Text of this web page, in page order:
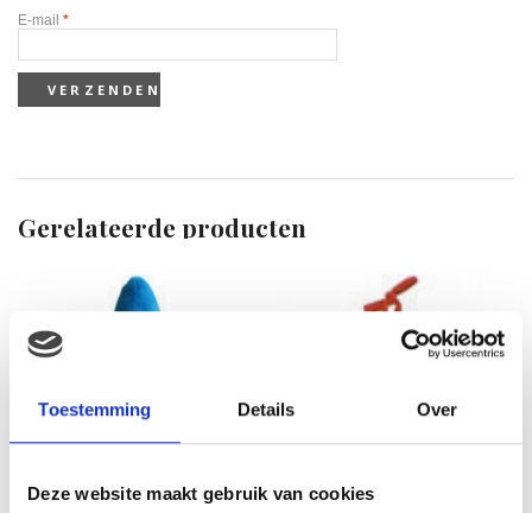
Toestemming Details Over
Deze website maakt gebruik van cookies
E-mail *
Gerelateerde producten